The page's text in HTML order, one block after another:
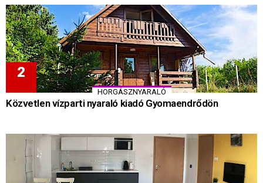
HORGÁSZNYARALÓ
Közvetlen vízparti nyaraló kiadó Gyomaendrődön